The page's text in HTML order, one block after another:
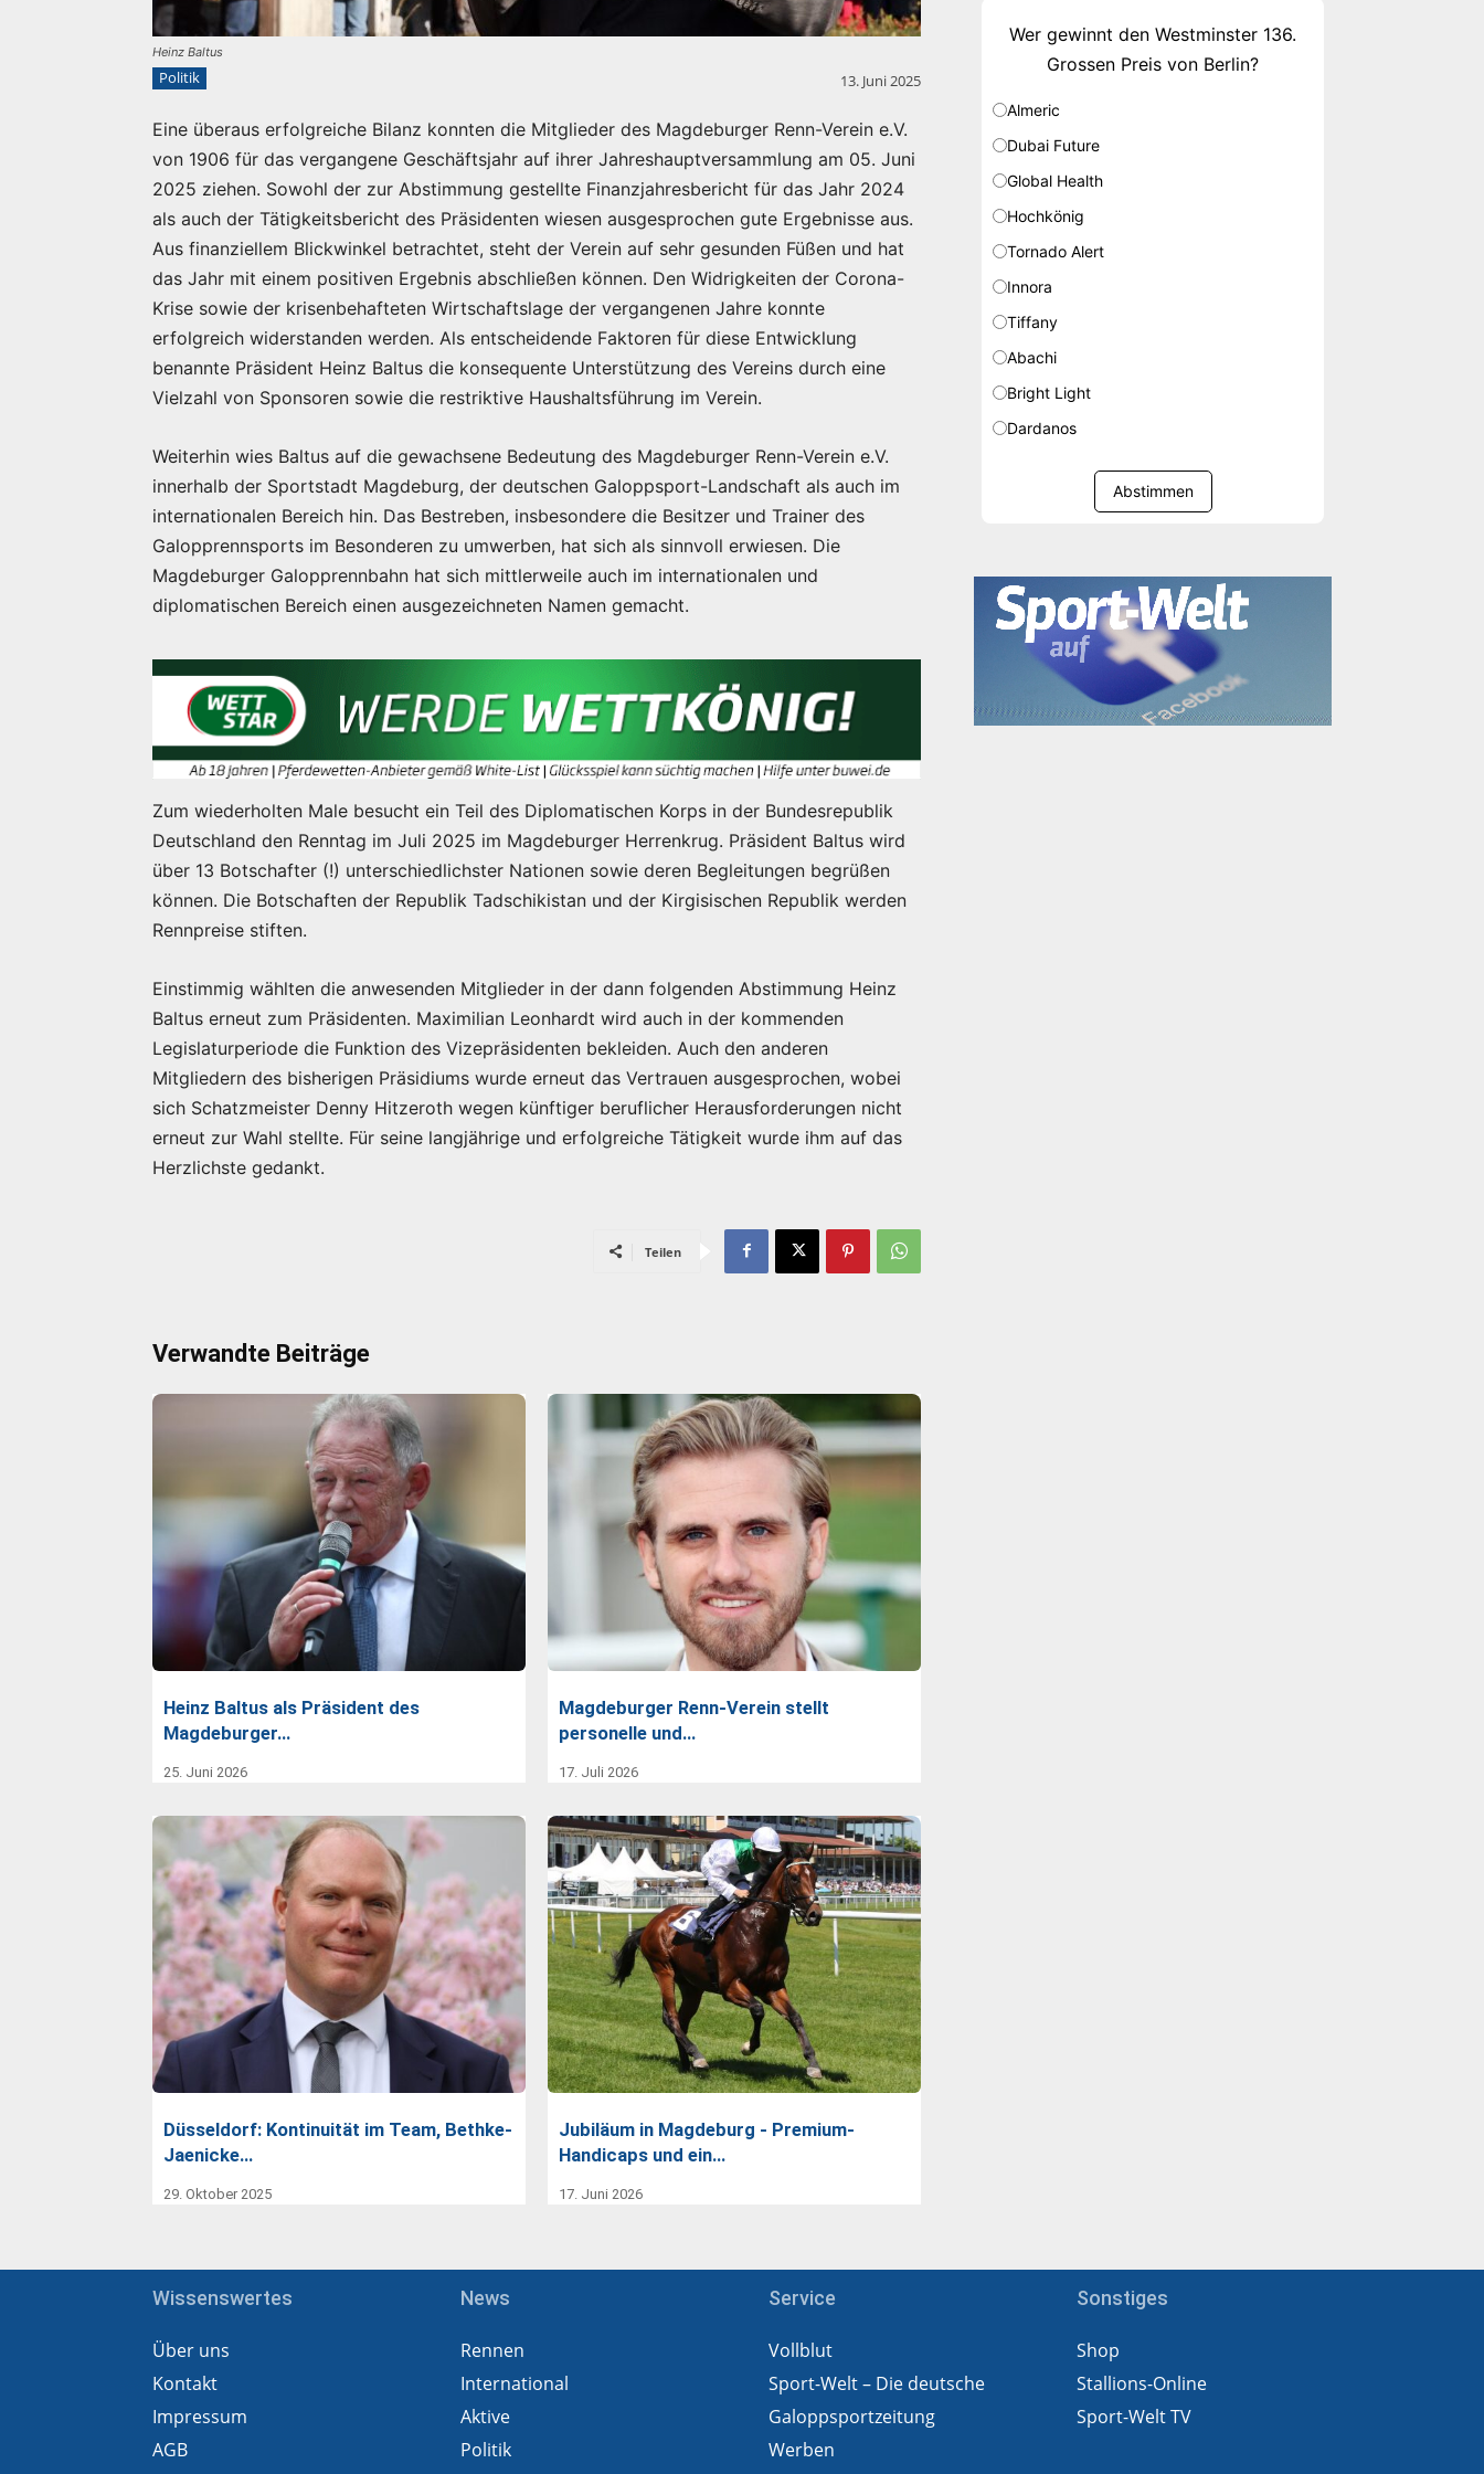
Heinz Baltus
Politik 13. Juni 2025
Eine überaus erfolgreiche Bilanz konnten die Mitglieder des Magdeburger Renn-Verein e.V.
von 1906 für das vergangene Geschäftsjahr auf ihrer Jahreshauptversammlung am 05. Juni
2025 ziehen. Sowohl der zur Abstimmung gestellte Finanzjahresbericht für das Jahr 2024
als auch der Tätigkeitsbericht des Präsidenten wiesen ausgesprochen gute Ergebnisse aus.
Aus finanziellem Blickwinkel betrachtet, steht der Verein auf sehr gesunden Füßen und hat
das Jahr mit einem positiven Ergebnis abschließen können. Den Widrigkeiten der Corona-
Krise sowie der krisenbehafteten Wirtschaftslage der vergangenen Jahre konnte
erfolgreich widerstanden werden. Als entscheidende Faktoren für diese Entwicklung
benannte Präsident Heinz Baltus die konsequente Unterstützung des Vereins durch eine
Vielzahl von Sponsoren sowie die restriktive Haushaltsführung im Verein.
Weiterhin wies Baltus auf die gewachsene Bedeutung des Magdeburger Renn-Verein e.V.
innerhalb der Sportstadt Magdeburg, der deutschen Galoppsport-Landschaft als auch im
internationalen Bereich hin. Das Bestreben, insbesondere die Besitzer und Trainer des
Galopprennsports im Besonderen zu umwerben, hat sich als sinnvoll erwiesen. Die
Magdeburger Galopprennbahn hat sich mittlerweile auch im internationalen und
diplomatischen Bereich einen ausgezeichneten Namen gemacht.
Zum wiederholten Male besucht ein Teil des Diplomatischen Korps in der Bundesrepublik
Deutschland den Renntag im Juli 2025 im Magdeburger Herrenkrug. Präsident Baltus wird
über 13 Botschafter (!) unterschiedlichster Nationen sowie deren Begleitungen begrüßen
können. Die Botschaften der Republik Tadschikistan und der Kirgisischen Republik werden
Rennpreise stiften.
Einstimmig wählten die anwesenden Mitglieder in der dann folgenden Abstimmung Heinz
Baltus erneut zum Präsidenten. Maximilian Leonhardt wird auch in der kommenden
Legislaturperiode die Funktion des Vizepräsidenten bekleiden. Auch den anderen
Mitgliedern des bisherigen Präsidiums wurde erneut das Vertrauen ausgesprochen, wobei
sich Schatzmeister Denny Hitzeroth wegen künftiger beruflicher Herausforderungen nicht
erneut zur Wahl stellte. Für seine langjährige und erfolgreiche Tätigkeit wurde ihm auf das
Herzlichste gedankt.
Teilen
Verwandte Beiträge
Heinz Baltus als Präsident des
Magdeburger…
25. Juni 2026
Magdeburger Renn-Verein stellt
personelle und…
17. Juli 2026
Düsseldorf: Kontinuität im Team, Bethke-
Jaenicke…
29. Oktober 2025
Jubiläum in Magdeburg - Premium-
Handicaps und ein…
17. Juni 2026
Wer gewinnt den Westminster 136.
Grossen Preis von Berlin?
Almeric
Dubai Future
Global Health
Hochkönig
Tornado Alert
Innora
Tiffany
Abachi
Bright Light
Dardanos
Abstimmen
Wissenswertes
Über uns
Kontakt
Impressum
AGB
News
Rennen
International
Aktive
Politik
Service
Vollblut
Sport-Welt – Die deutsche
Galoppsportzeitung
Werben
Sonstiges
Shop
Stallions-Online
Sport-Welt TV